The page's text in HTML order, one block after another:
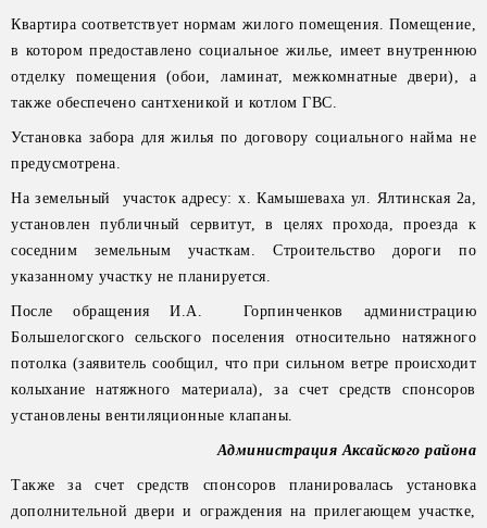
Квартира соответствует нормам жилого помещения. Помещение,
в котором предоставлено социальное жилье, имеет внутреннюю
отделку помещения (обои, ламинат, межкомнатные двери), а
также обеспечено сантхеникой и котлом ГВС.
Установка забора для жилья по договору социального найма не
предусмотрена.
На земельный участок адресу: х. Камышеваха ул. Ялтинская 2а,
установлен публичный сервитут, в целях прохода, проезда к
соседним земельным участкам. Строительство дороги по
указанному участку не планируется.
После обращения И.А. Горпинченков администрацию
Большелогского сельского поселения относительно натяжного
потолка (заявитель сообщил, что при сильном ветре происходит
колыхание натяжного материала), за счет средств спонсоров
установлены вентиляционные клапаны.
Администрация Аксайского района
Также за счет средств спонсоров планировалась установка
дополнительной двери и ограждения на прилегающем участке,